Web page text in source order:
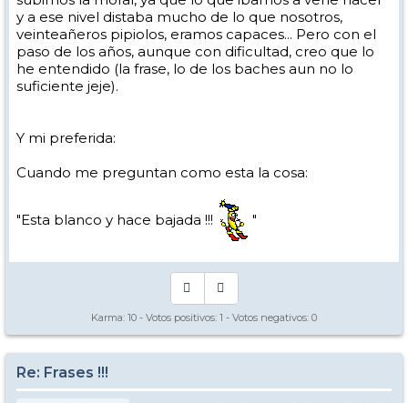
y a ese nivel distaba mucho de lo que nosotros,
veinteañeros pipiolos, eramos capaces... Pero con el
paso de los años, aunque con dificultad, creo que lo
he entendido (la frase, lo de los baches aun no lo
suficiente jeje).
Y mi preferida:
Cuando me preguntan como esta la cosa:
"Esta blanco y hace bajada !!! "
Karma: 10 - Votos positivos: 1 - Votos negativos: 0
Re: Frases !!!